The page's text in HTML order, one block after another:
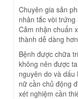
Chuyên gia sản
nhân tắc vòi
Cảm nhận chuẩn
thành dễ dàng
Bệnh được chữa
không nên được
nguyên do và
nữ cần chủ động
xét nghiệm cần